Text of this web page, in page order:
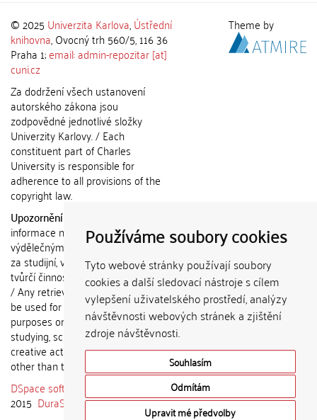
Používáme soubory cookies
Tyto webové stránky používají soubory
cookies a další sledovací nástroje s cílem
vylepšení uživatelského prostředí, analýzy
návštěvnosti webových stránek a zjištění
zdroje návštěvnosti.
Souhlasím
Odmítám
Upravit mé předvolby
© 2025 Univerzita Karlova,Ústřední
knihovna, Ovocný trh 560/5, 116 36
Praha 1;email: admin-repozitar [at]
cuni.cz
Za dodržení všech ustanovení
autorského zákona jsou
zodpovědné jednotlivé složky
Univerzity Karlovy. / Each
constituent part of Charles
University is responsible for
adherence to all provisions of the
copyright law.
Upozornění / Notice:
informace nemohou být použity k
výdělečným účelům nebo vydávány
za studijní, vědeckou nebo jinou
tvůrčí činnost jiné osoby než autora.
/ Any retrieved information shall not
be used for any commercial
purposes or claimed as results of
studying, scientific or any other
creative activities of any person
other than the author.
DSpace software
copyright © 2002-
2015 DuraSpace
Theme by